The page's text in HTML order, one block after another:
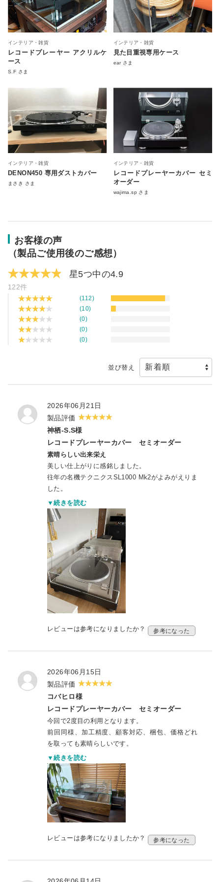
インテリア・雑貨
レコードプレーヤー アクリルケ
ース
S.F さま
インテリア・雑貨
見た目重視専用ケース
ear さま
インテリア・雑貨
DENON450 専用ダストカバー
まさき さま
インテリア・雑貨
レコードプレーヤーカバー セミ
オーダー
wajima.sp さま
お客様の声
（製品ご使用後のご感想）
星5つ中の4.9
122件
(112)
(10)
(0)
(0)
(0)
並び替え
2026年06月21日
製品評価
神栖-S.S様
レコードプレーヤーカバー セミオーダー
素晴らしい出来栄え
美しい仕上がりに感銘しました。
往年の名機テクニクスSL1000 Mk2がよみがえりま
した。
ありがとうございました。
▼続きを読む
レビューは参考になりましたか？ 参考になった
2026年06月15日
製品評価
コバヒロ様
レコードプレーヤーカバー セミオーダー
今回で2度目の利用となります。
前回同様、加工精度、顧客対応、梱包、価格どれ
を取っても素晴らしいです。
大満足しておりますし、レコードを聴く度に感謝
しております。
▼続きを読む
レビューは参考になりましたか？ 参考になった